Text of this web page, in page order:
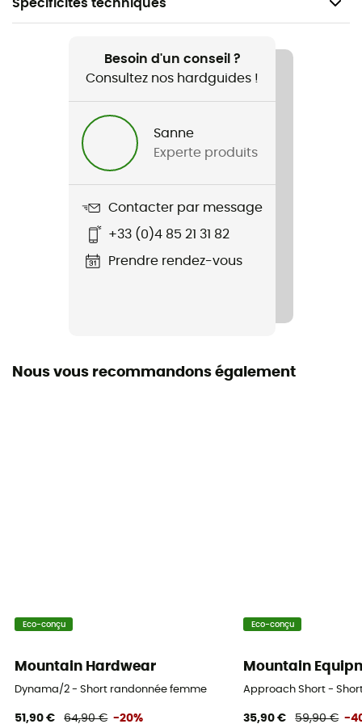
Spécificités techniques
Randonnée / Via Ferrata / Trekking / Alpinisme
Nom du produit
élasthanne
Propriétés
Coupe-vent
Besoin d'un conseil ?
Consultez nos hardguides !
Sanne
Experte produits
Contacter par message
+33 (0)4 85 21 31 82
Prendre rendez-vous
Nous vous recommandons également
Eco-conçu
Mountain Hardwear
Dynama/2 - Short randonnée femme
51,90 € 64,90 € -20%
Eco-conçu
Mountain
Approach Short -
35,90 € 59,90 € -